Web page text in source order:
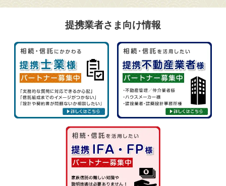
提携業者さま向け情報